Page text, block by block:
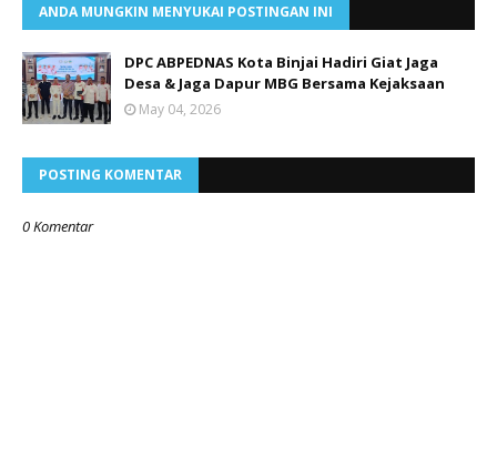
ANDA MUNGKIN MENYUKAI POSTINGAN INI
DPC ABPEDNAS Kota Binjai Hadiri Giat Jaga
Desa & Jaga Dapur MBG Bersama Kejaksaan
May 04, 2026
POSTING KOMENTAR
0 Komentar